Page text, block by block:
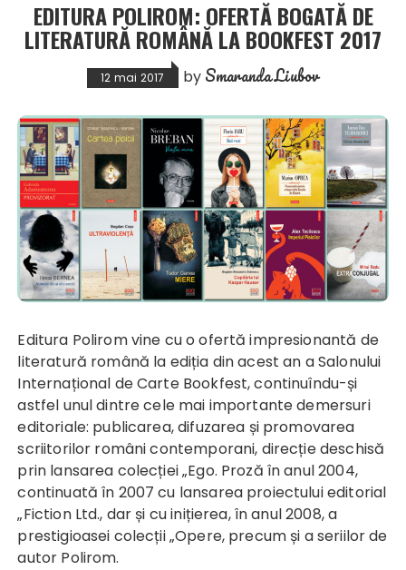
EDITURA POLIROM: OFERTĂ BOGATĂ DE
LITERATURĂ ROMÂNĂ LA BOOKFEST 2017
12 mai 2017 by Smaranda Liubov
Editura Polirom vine cu o ofertă impresionantă de
literatură română la ediția din acest an a Salonului
Internațional de Carte Bookfest, continuîndu-și
astfel unul dintre cele mai importante demersuri
editoriale: publicarea, difuzarea și promovarea
scriitorilor români contemporani, direcție deschisă
prin lansarea colecției „Ego. Proză în anul 2004,
continuată în 2007 cu lansarea proiectului editorial
„Fiction Ltd., dar și cu inițierea, în anul 2008, a
prestigioasei colecții „Opere, precum și a seriilor de
autor Polirom.